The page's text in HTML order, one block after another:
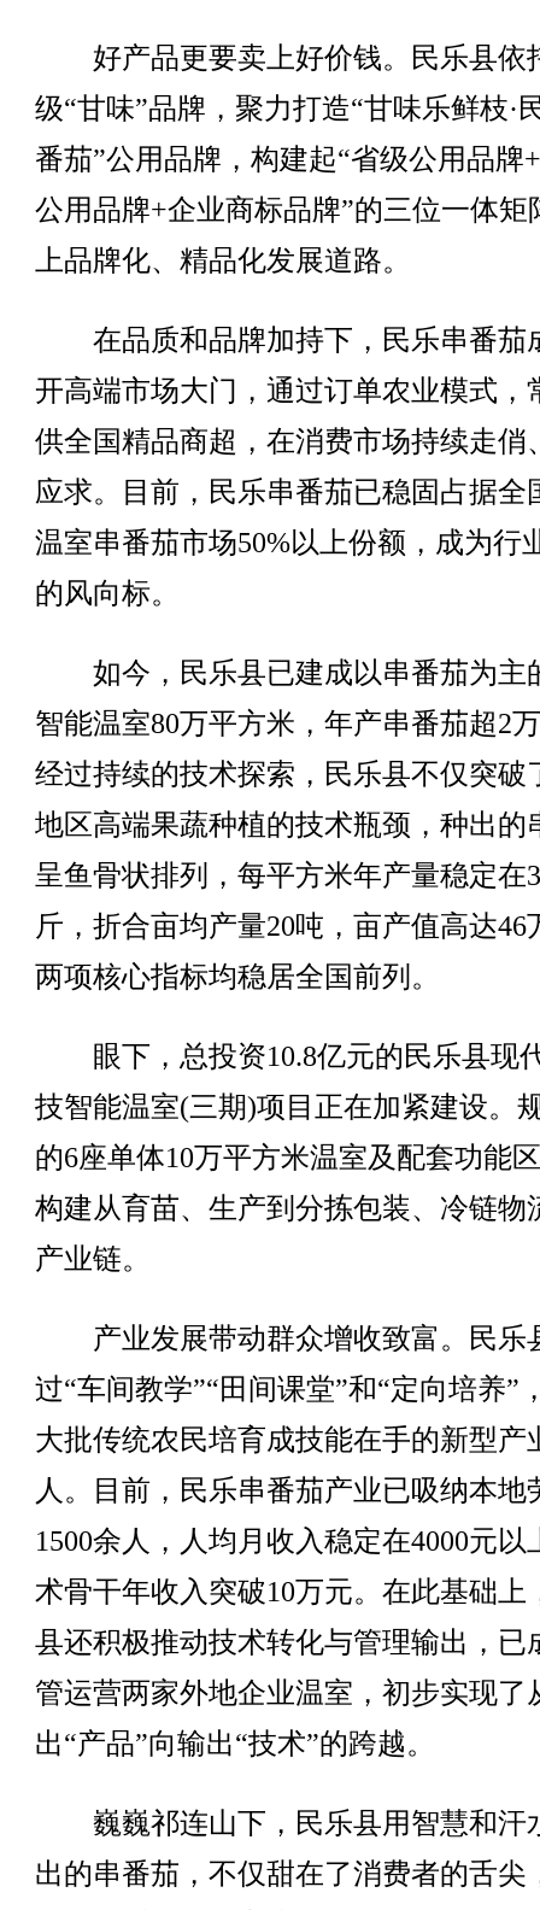
好产品更要卖上好价钱。民乐县依
级“甘味”品牌，聚力打造“甘味乐鲜枝·
番茄”公用品牌，构建起“省级公用品牌
公用品牌+企业商标品牌”的三位一体矩
上品牌化、精品化发展道路。
在品质和品牌加持下，民乐串番茄
开高端市场大门，通过订单农业模式，
供全国精品商超，在消费市场持续走俏
应求。目前，民乐串番茄已稳固占据全
温室串番茄市场50%以上份额，成为行
的风向标。
如今，民乐县已建成以串番茄为主
智能温室80万平方米，年产串番茄超2
经过持续的技术探索，民乐县不仅突破
地区高端果蔬种植的技术瓶颈，种出的
呈鱼骨状排列，每平方米年产量稳定在
斤，折合亩均产量20吨，亩产值高达46
两项核心指标均稳居全国前列。
眼下，总投资10.8亿元的民乐县现
技智能温室(三期)项目正在加紧建设。
的6座单体10万平方米温室及配套功能
构建从育苗、生产到分拣包装、冷链物
产业链。
产业发展带动群众增收致富。民乐
过“车间教学”“田间课堂”和“定向培养”
大批传统农民培育成技能在手的新型产
人。目前，民乐串番茄产业已吸纳本地
1500余人，人均月收入稳定在4000元以
术骨干年收入突破10万元。在此基础上
县还积极推动技术转化与管理输出，已
管运营两家外地企业温室，初步实现了
出“产品”向输出“技术”的跨越。
巍巍祁连山下，民乐县用智慧和汗
出的串番茄，不仅甜在了消费者的舌尖